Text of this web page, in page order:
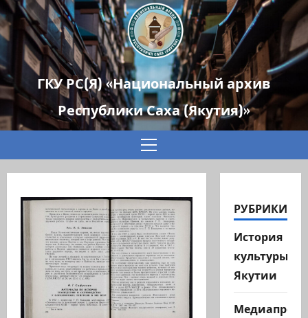
ГКУ РС(Я) «Национальный архив
Республики Саха (Якутия)»
Основное
РУБРИКИ
История
культуры
Якутии